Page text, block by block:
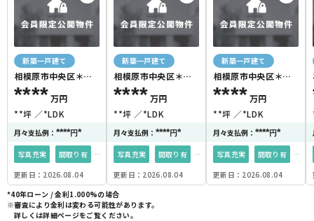
新築一戸建て
相模原市中央区＊＊
＊＊
****万円
**坪
*LDK
月々支払例： ****円*
写真充実 間取り有
駅徒歩15分以内
都市ガス
更新日：2026.08.04
新築一戸建て
相模原市中央区＊＊
＊＊
****万円
**坪
*LDK
月々支払例： ****円*
写真充実 間取り有
駅徒歩15分以内
都市ガス
更新日：2026.08.04
新築一戸建て
相模原市中央区＊＊
＊＊
****万円
**坪
*LDK
月々支払例： ****円*
写真充実 間取り有
駅徒歩15分以内
更新日：2026.08.04
*40年ローン / 金利1.000%の場合
※審査により金利は変わる可能性があります。
詳しくは詳細ページをご覧ください。